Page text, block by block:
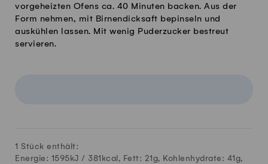
vorgeheizten Ofens ca. 40 Minuten backen. Aus der
Form nehmen, mit Birnendicksaft bepinseln und
auskühlen lassen. Mit wenig Puderzucker bestreut
servieren.
1 Stück enthält:
Energie: 1595kJ / 381 kcal, Fett: 21 g, Kohlenhydrate: 41 g,